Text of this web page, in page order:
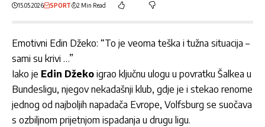
15.05.2026 SPORT 2 Min Read
Emotivni Edin Džeko: “To je veoma teška i tužna situacija –
sami su krivi …”
Iako je Edin Džeko igrao ključnu ulogu u povratku Šalkea u
Bundesligu, njegov nekadašnji klub, gdje je i stekao renome
jednog od najboljih napadača Evrope, Volfsburg se suočava
s ozbiljnom prijetnjom ispadanja u drugu ligu.